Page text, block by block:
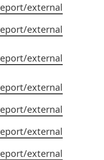
external
external
external
external
external
external
external